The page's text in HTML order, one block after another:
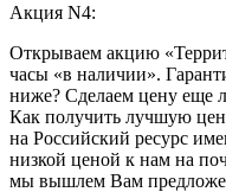
Акция N4:
Открываем акцию
часы «в наличии».
ниже? Сделаем цену еще
Как получить лучшую
на Российский ресурс
низкой ценой к нам на
мы вышлем Вам